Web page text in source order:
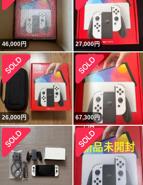
46,000円 27,000円
26,000円 67,300円